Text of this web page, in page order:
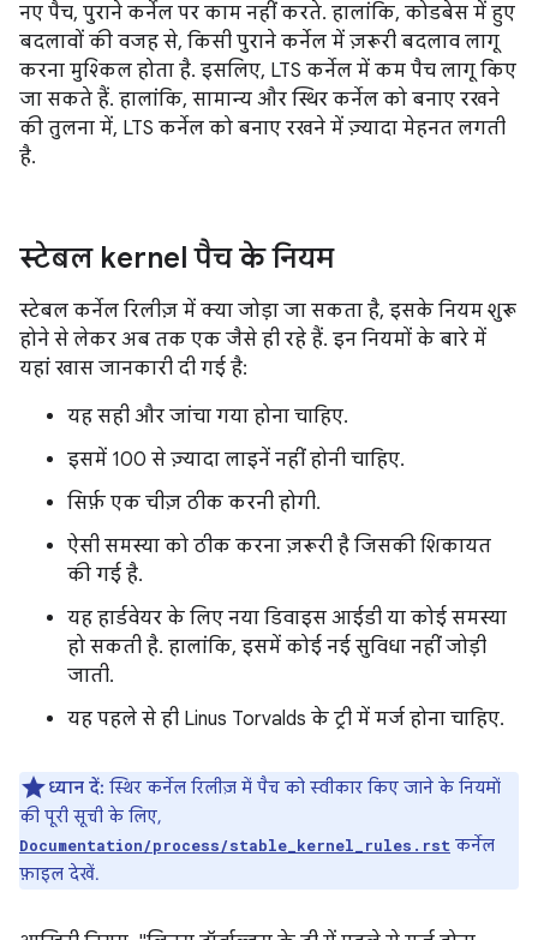
नए पैच, पुराने कर्नेल पर काम नहीं करते. हालांकि, कोडबेस में हुए
बदलावों की वजह से, किसी पुराने कर्नेल में ज़रूरी बदलाव लागू
करना मुश्किल होता है. इसलिए, LTS कर्नेल में कम पैच लागू किए
जा सकते हैं. हालांकि, सामान्य और स्थिर कर्नेल को बनाए रखने
की तुलना में, LTS कर्नेल को बनाए रखने में ज़्यादा मेहनत लगती
है.
स्टेबल kernel पैच के नियम
स्टेबल कर्नेल रिलीज़ में क्या जोड़ा जा सकता है, इसके नियम शुरू
होने से लेकर अब तक एक जैसे ही रहे हैं. इन नियमों के बारे में
यहां खास जानकारी दी गई है:
यह सही और जांचा गया होना चाहिए.
इसमें 100 से ज़्यादा लाइनें नहीं होनी चाहिए.
सिर्फ़ एक चीज़ ठीक करनी होगी.
ऐसी समस्या को ठीक करना ज़रूरी है जिसकी शिकायत
की गई है.
यह हार्डवेयर के लिए नया डिवाइस आईडी या कोई समस्या
हो सकती है. हालांकि, इसमें कोई नई सुविधा नहीं जोड़ी
जाती.
यह पहले से ही Linus Torvalds के ट्री में मर्ज होना चाहिए.
ध्यान दें: स्थिर कर्नेल रिलीज़ में पैच को स्वीकार किए जाने के नियमों
की पूरी सूची के लिए,
Documentation/process/stable_kernel_rules.rst कर्नेल
फ़ाइल देखें.